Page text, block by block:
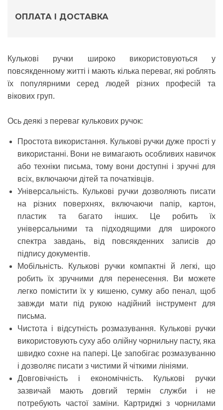
ОПЛАТА І ДОСТАВКА
Кулькові ручки широко використовуються у
повсякденному житті і мають кілька переваг, які роблять
їх популярними серед людей різних професій та
вікових груп.
Ось деякі з переваг кулькових ручок:
Простота використання. Кулькові ручки дуже прості у
використанні. Вони не вимагають особливих навичок
або техніки письма, тому вони доступні і зручні для
всіх, включаючи дітей та початківців.
Універсальність.
Кулькові ручки дозволяють писати
на різних поверхнях, включаючи папір, картон,
пластик та багато інших. Це робить їх
універсальними та підходящими для широкого
спектра завдань, від повсякденних записів до
підпису документів.
Мобільність.
Кулькові ручки компактні й легкі, що
робить їх зручними для перенесення. Ви можете
легко помістити їх у кишеню, сумку або пенал, щоб
завжди мати під рукою надійний інструмент для
письма.
Чистота і відсутність розмазування.
Кулькові ручки
використовують суху або олійну чорнильну пасту, яка
швидко сохне на папері. Це запобігає розмазуванню
і дозволяє писати з чистими й чіткими лініями.
Довговічність і економічність.
Кулькові ручки
зазвичай мають довгий термін служби і не
потребують частої заміни. Картриджі з чорнилами